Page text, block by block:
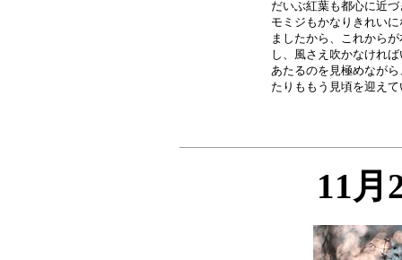
だいぶ紅葉も都心に近
モミジもかなりきれい
ましたから、これから
し、風さえ吹かなけれ
あたるのを見極めなが
11月